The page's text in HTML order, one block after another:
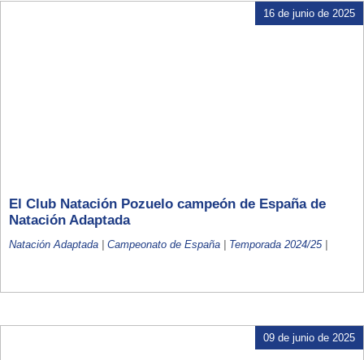
16 de junio de 2025
El Club Natación Pozuelo campeón de España de
Natación Adaptada
Natación Adaptada | Campeonato de España | Temporada 2024/25|
09 de junio de 2025